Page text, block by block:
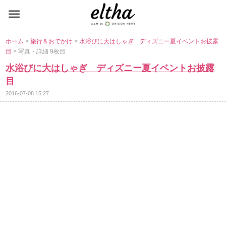
ホーム>旅行＆おでかけ>水浴びに大はしゃぎ ディズニー夏イベントお披露
目> 写真・詳細 9枚目
水浴びに大はしゃぎ ディズニー夏イベントお披露
目
2016-07-08 15:27